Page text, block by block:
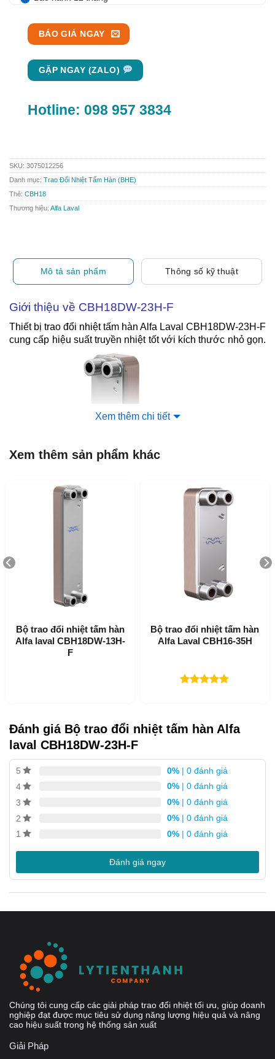
BÁO GIÁ NGAY
GẶP NGAY (ZALO)
Hotline: 098 957 3834
SKU: 3075012256
Danh mục: Trao Đổi Nhiệt Tấm Hàn (BHE)
Thẻ: CBH18
Thương hiệu: Alfa Laval
Mô tả sản phẩm Thông số kỹ thuật
Giới thiệu về CBH18DW-23H-F
Thiết bị trao đổi nhiệt tấm hàn Alfa Laval CBH18DW-23H-F
cung cấp hiệu suất truyền nhiệt tốt với kích thước nhỏ gọn.
Ứng dụng của CBH18DW-23H-F
Lợi ích của CBH18DW-23H-F
Kích thước nhỏ gọn
Dễ lắp đặt
Tự làm sạch
Yêu cầu bảo dưỡng thấp
Tất cả các bộ phận đều được kiểm tra áp suất và rò rỉ
Xem thêm chi tiết
Xem thêm sản phẩm khác
Bộ trao đổi nhiệt tấm hàn
Alfa laval CBH18DW-13H-
F
Bộ trao đổi nhiệt tấm hàn
Alfa Laval CBH16-35H
Đánh giá Bộ trao đổi nhiệt tấm hàn Alfa
laval CBH18DW-23H-F
5 0% | 0 đánh giá
4
0% | 0 đánh giá
3
0% | 0 đánh giá
2
0% | 0 đánh giá
1
0% | 0 đánh giá
Đánh giá ngay
Chúng tôi cung cấp các giải pháp trao đổi nhiệt tối ưu, giúp doanh
nghiệp đạt được mục tiêu sử dụng năng lượng hiệu quả và nâng
cao hiệu suất trong hệ thống sản xuất
Giải Pháp